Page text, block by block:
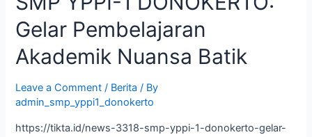
Gelar Pembelajaran
Akademik Nuansa Batik
Leave a Comment / Berita / By
admin_smp_yppi1_donokerto
https://tikta.id/news-3318-smp-yppi-1-donokerto-gelar-